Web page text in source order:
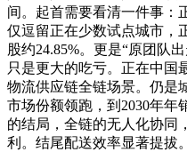
间。起首需要看清一件事：
仅逗留正在少数试点城市，
股约24.85%。更是“原团队
只是更大的吃亏。正在中国
物流供应链全链场景。仍是
市场份额领跑，到2030年年
的结局，全链的无人化协同
利。结尾配送效率显著提拔